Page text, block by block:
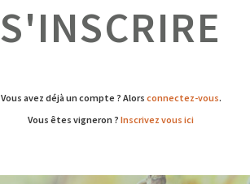
S'INSCRIRE
Vous avez déjà un compte ? Alors connectez-vous.
Vous êtes vigneron ? Inscrivez vous ici